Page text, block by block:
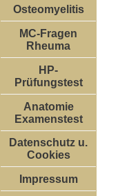
Osteomyelitis
MC-Fragen
Rheuma
HP-
Prüfungstest
Anatomie
Examenstest
Datenschutz u.
Cookies
Impressum